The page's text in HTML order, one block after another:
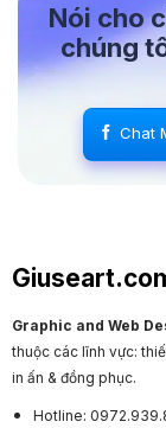
Nói cho
chúng
Chat
Graphic and Web
thuộc các lĩnh vực:
in ấn & đồng phục.
Hotline: